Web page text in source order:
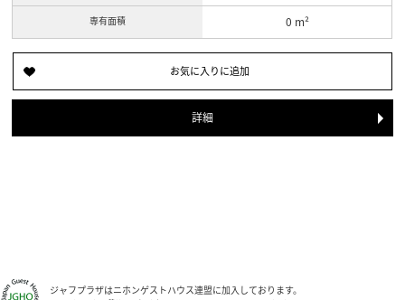
専有面積 0 m²
詳細
ジャフプラザはニホンゲストハウス連盟に加入しております。